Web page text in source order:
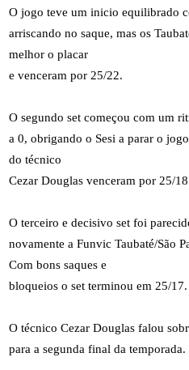
O jogo teve um inicio equilibrado
arriscando no saque, mas os
melhor o placar
e venceram por 25/22.
O segundo set começou com um
a 0, obrigando o Sesi a parar o
do técnico
Cezar Douglas venceram por 25/
O terceiro e decisivo set foi
novamente a Funvic Taubaté/São
Com bons saques e
bloqueios o set terminou em 25/17.
O técnico Cezar Douglas falou
para a segunda final da temporada.